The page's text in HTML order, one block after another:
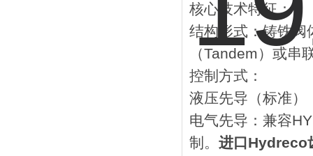
‌核心技术特征‌：
结构形式‌：‌铸铁阀
（Tandem）或串
‌控制方式‌：
液压先导‌（标准）
电气先导‌：兼容
制。 进口Hydreco